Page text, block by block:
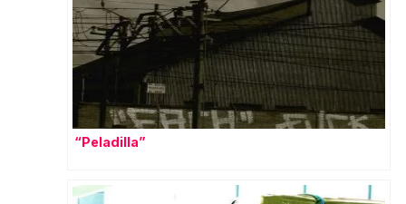
“Peladilla”